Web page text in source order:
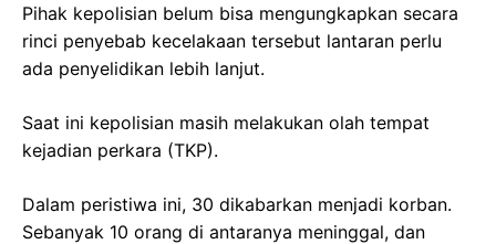
Pihak kepolisian belum bisa mengungkapkan secara
rinci penyebab kecelakaan tersebut lantaran perlu
ada penyelidikan lebih lanjut.
Saat ini kepolisian masih melakukan olah tempat
kejadian perkara (TKP).
Dalam peristiwa ini, 30 dikabarkan menjadi korban.
Sebanyak 10 orang di antaranya meninggal, dan